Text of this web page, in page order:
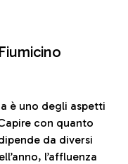
è uno degli aspetti
con quanto
da diversi
l’affluenza